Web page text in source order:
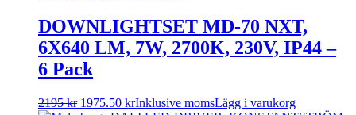
DOWNLIGHTSET MD-70 NXT,
6X640 LM, 7W, 2700K, 230V, IP44 –
6 Pack
2195kr 1975.50 krInklusive momsLägg i varukorg